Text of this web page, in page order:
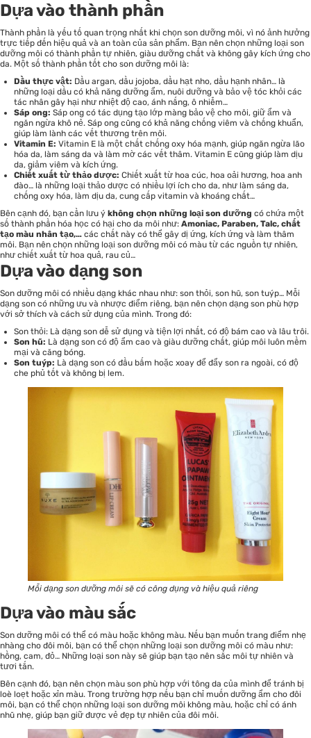
Dựa vào thành phần
Thành phần là yếu tố quan trọng nhất khi chọn son dưỡng môi, vì nó ảnh hưởng
trực tiếp đến hiệu quả và an toàn của sản phẩm. Bạn nên chọn những loại son
dưỡng môi có thành phần tự nhiên, giàu dưỡng chất và không gây kích ứng cho
da. Một số thành phần tốt cho son dưỡng môi là:
Dầu thực vật: Dầu argan, dầu jojoba, dầu hạt nho, dầu hạnh nhân… là
những loại dầu có khả năng dưỡng ẩm, nuôi dưỡng và bảo vệ tóc khỏi các
tác nhân gây hại như nhiệt độ cao, ánh nắng, ô nhiễm…
Sáp ong: Sáp ong có tác dụng tạo lớp màng bảo vệ cho môi, giữ ẩm và
ngăn ngừa khô nẻ. Sáp ong cũng có khả năng chống viêm và chống khuẩn,
giúp làm lành các vết thương trên môi.
Vitamin E: Vitamin E là một chất chống oxy hóa mạnh, giúp ngăn ngừa lão
hóa da, làm sáng da và làm mờ các vết thâm. Vitamin E cũng giúp làm dịu
da, giảm viêm và kích ứng.
Chiết xuất từ thảo dược: Chiết xuất từ hoa cúc, hoa oải hương, hoa anh
đào… là những loại thảo dược có nhiều lợi ích cho da, như làm sáng da,
chống oxy hóa, làm dịu da, cung cấp vitamin và khoáng chất…
Bên cạnh đó, bạn cần lưu ý không chọn những loại son dưỡng có chứa một
số thành phần hóa học có hại cho da môi như: Amoniac, Paraben, Talc, chất
tạo màu nhân tạo,… các chất này có thể gây dị ứng, kích ứng và làm thâm
môi. Bạn nên chọn những loại son dưỡng môi có màu từ các nguồn tự nhiên,
như chiết xuất từ hoa quả, rau củ…
Dựa vào dạng son
Son dưỡng môi có nhiều dạng khác nhau như: son thỏi, son hũ, son tuýp… Mỗi
dạng son có những ưu và nhược điểm riêng, bạn nên chọn dạng son phù hợp
với sở thích và cách sử dụng của mình. Trong đó:
Son thỏi: Là dạng son dễ sử dụng và tiện lợi nhất, có độ bám cao và lâu trôi.
Son hũ: Là dạng son có độ ẩm cao và giàu dưỡng chất, giúp môi luôn mềm
mại và căng bóng.
Son tuýp: Là dạng son có đầu bấm hoặc xoay để đẩy son ra ngoài, có độ
che phủ tốt và không bị lem.
Mỗi dạng son dưỡng môi sẽ có công dụng và hiệu quả riêng
Dựa vào màu sắc
Son dưỡng môi có thể có màu hoặc không màu. Nếu bạn muốn trang điểm nhẹ
nhàng cho đôi môi, bạn có thể chọn những loại son dưỡng môi có màu như:
hồng, cam, đỏ… Những loại son này sẽ giúp bạn tạo nên sắc môi tự nhiên và
tươi tắn.
Bên cạnh đó, bạn nên chọn màu son phù hợp với tông da của mình để tránh bị
loè loẹt hoặc xỉn màu. Trong trường hợp nếu bạn chỉ muốn dưỡng ẩm cho đôi
môi, bạn có thể chọn những loại son dưỡng môi không màu, hoặc chỉ có ánh
nhũ nhẹ, giúp bạn giữ được vẻ đẹp tự nhiên của đôi môi.